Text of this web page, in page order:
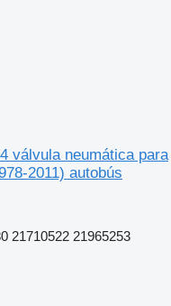
válvula neumática para
2011) autobús
21710522 21965253